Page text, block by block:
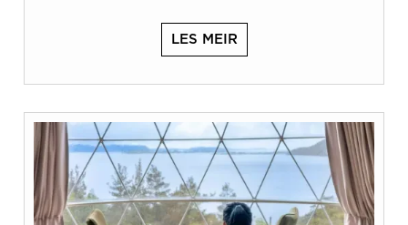
LES MEIR